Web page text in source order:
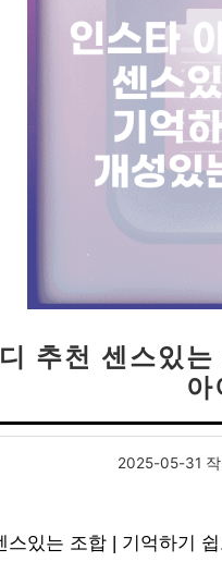
추천 센스있
아
2025-05-31
스있는 조합 | 기억하기